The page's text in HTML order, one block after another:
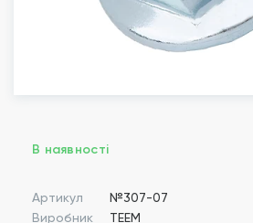
В наявності
Артикул
№307-07
Виробник
TEEM